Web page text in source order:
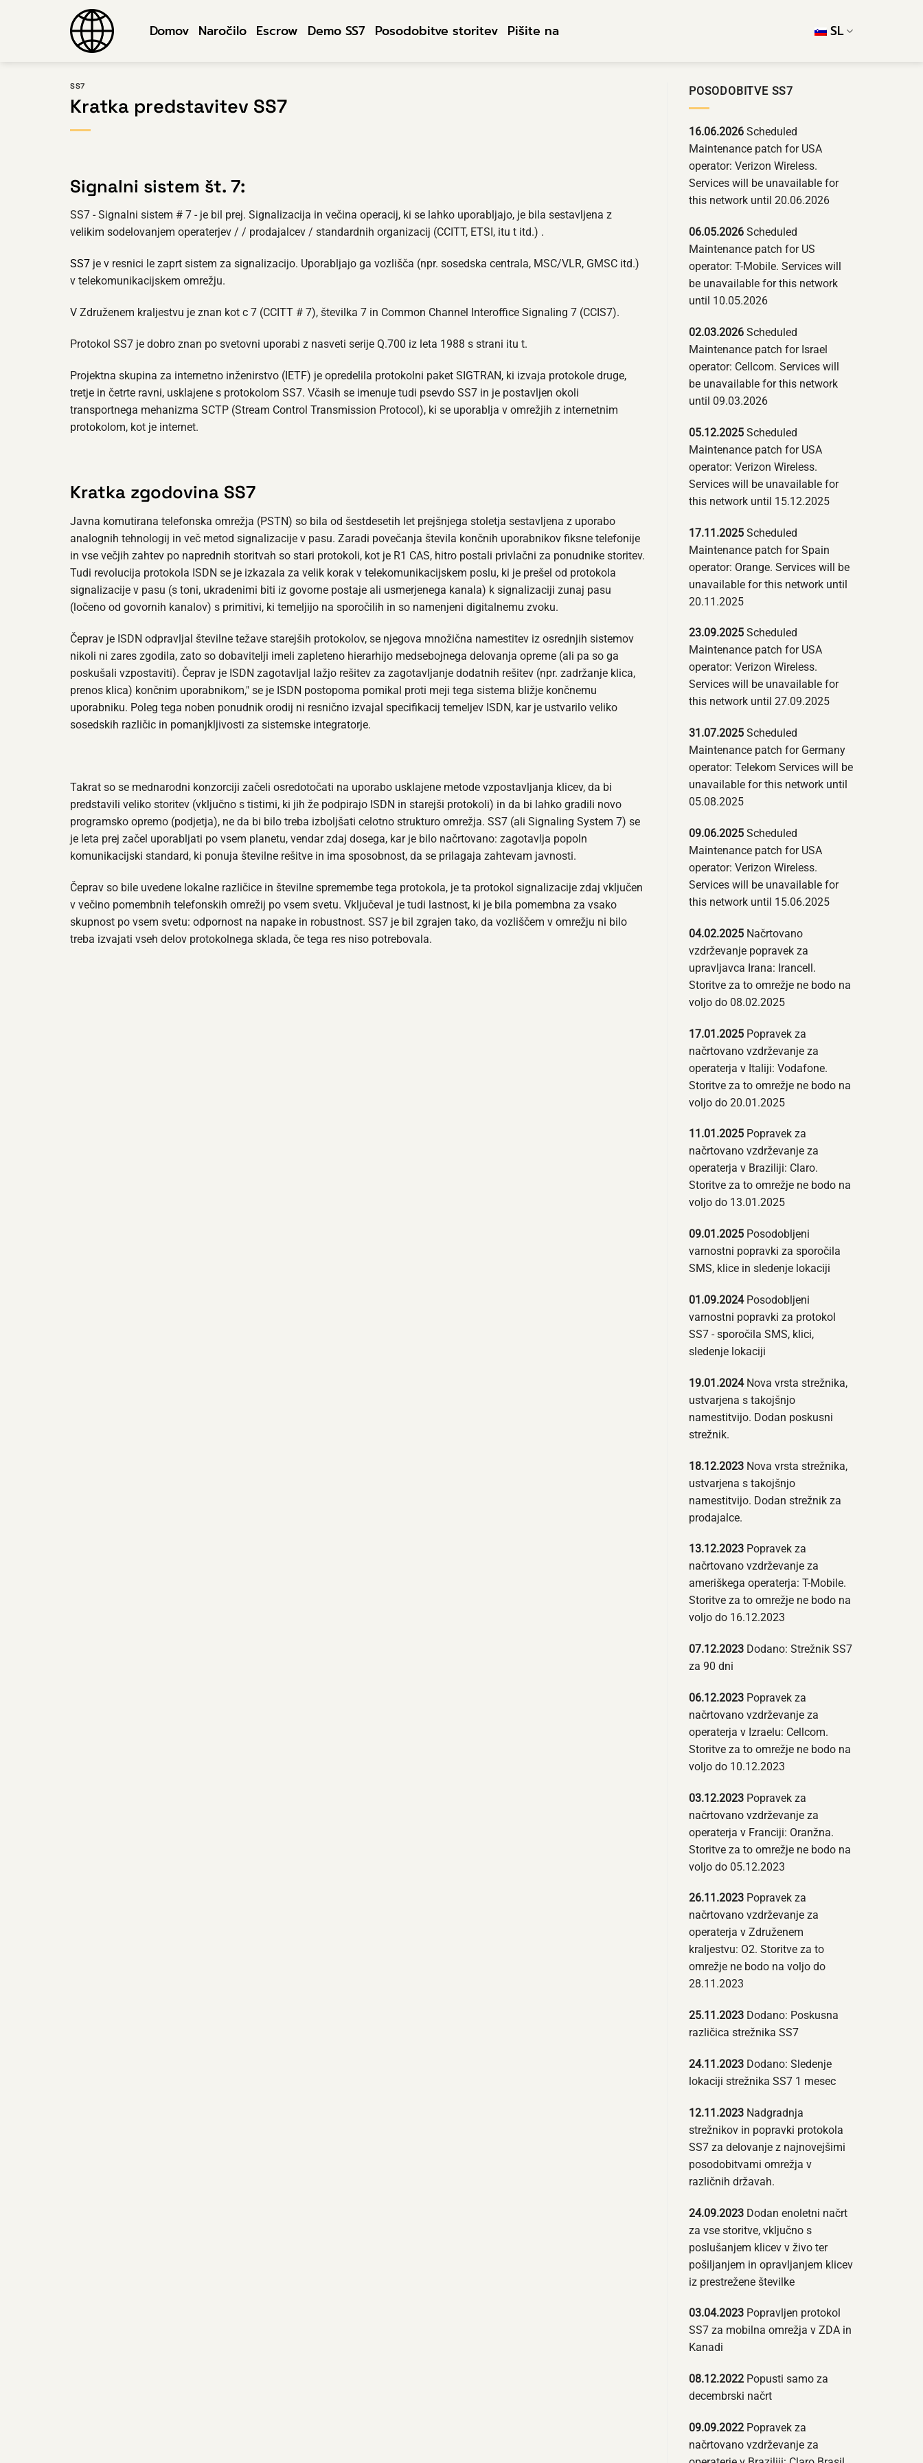
Domov Naročilo Escrow Demo SS7 Posodobitve storitev Pišite na SL
SS7
Kratka predstavitev SS7
Signalni sistem št. 7:
SS7 - Signalni sistem # 7 - je bil prej. Signalizacija in večina operacij, ki se lahko uporabljajo, je bila sestavljena z
velikim sodelovanjem operaterjev / / prodajalcev / standardnih organizacij (CCITT, ETSI, itu t itd.) .
SS7 je v resnici le zaprt sistem za signalizacijo. Uporabljajo ga vozlišča (npr. sosedska centrala, MSC/VLR, GMSC itd.)
v telekomunikacijskem omrežju.
V Združenem kraljestvu je znan kot c 7 (CCITT # 7), številka 7 in Common Channel Interoffice Signaling 7 (CCIS7).
Protokol SS7 je dobro znan po svetovni uporabi z nasveti serije Q.700 iz leta 1988 s strani itu t.
Projektna skupina za internetno inženirstvo (IETF) je opredelila protokolni paket SIGTRAN, ki izvaja protokole druge,
tretje in četrte ravni, usklajene s protokolom SS7. Včasih se imenuje tudi psevdo SS7 in je postavljen okoli
transportnega mehanizma SCTP (Stream Control Transmission Protocol), ki se uporablja v omrežjih z internetnim
protokolom, kot je internet.
Kratka zgodovina SS7
Javna komutirana telefonska omrežja (PSTN) so bila od šestdesetih let prejšnjega stoletja sestavljena z uporabo
analognih tehnologij in več metod signalizacije v pasu. Zaradi povečanja števila končnih uporabnikov fiksne telefonije
in vse večjih zahtev po naprednih storitvah so stari protokoli, kot je R1 CAS, hitro postali privlačni za ponudnike storitev.
Tudi revolucija protokola ISDN se je izkazala za velik korak v telekomunikacijskem poslu, ki je prešel od protokola
signalizacije v pasu (s toni, ukradenimi biti iz govorne postaje ali usmerjenega kanala) k signalizaciji zunaj pasu
(ločeno od govornih kanalov) s primitivi, ki temeljijo na sporočilih in so namenjeni digitalnemu zvoku.
Čeprav je ISDN odpravljal številne težave starejših protokolov, se njegova množična namestitev iz osrednjih sistemov
nikoli ni zares zgodila, zato so dobavitelji imeli zapleteno hierarhijo medsebojnega delovanja opreme (ali pa so ga
poskušali vzpostaviti). Čeprav je ISDN zagotavljal lažjo rešitev za zagotavljanje dodatnih rešitev (npr. zadržanje klica,
prenos klica) končnim uporabnikom," se je ISDN postopoma pomikal proti meji tega sistema bližje končnemu
uporabniku. Poleg tega noben ponudnik orodij ni resnično izvajal specifikacij temeljev ISDN, kar je ustvarilo veliko
sosedskih različic in pomanjkljivosti za sistemske integratorje.
Takrat so se mednarodni konzorciji začeli osredotočati na uporabo usklajene metode vzpostavljanja klicev, da bi
predstavili veliko storitev (vključno s tistimi, ki jih že podpirajo ISDN in starejši protokoli) in da bi lahko gradili novo
programsko opremo (podjetja), ne da bi bilo treba izboljšati celotno strukturo omrežja. SS7 (ali Signaling System 7) se
je leta prej začel uporabljati po vsem planetu, vendar zdaj dosega, kar je bilo načrtovano: zagotavlja popoln
komunikacijski standard, ki ponuja številne rešitve in ima sposobnost, da se prilagaja zahtevam javnosti.
Čeprav so bile uvedene lokalne različice in številne spremembe tega protokola, je ta protokol signalizacije zdaj vključen
v večino pomembnih telefonskih omrežij po vsem svetu. Vključeval je tudi lastnost, ki je bila pomembna za vsako
skupnost po vsem svetu: odpornost na napake in robustnost. SS7 je bil zgrajen tako, da vozliščem v omrežju ni bilo
treba izvajati vseh delov protokolnega sklada, če tega res niso potrebovala.
POSODOBITVE SS7
16.06.2026 Scheduled
Maintenance patch for USA
operator: Verizon Wireless.
Services will be unavailable for
this network until 20.06.2026
06.05.2026 Scheduled
Maintenance patch for US
operator: T-Mobile. Services will
be unavailable for this network
until 10.05.2026
02.03.2026 Scheduled
Maintenance patch for Israel
operator: Cellcom. Services will
be unavailable for this network
until 09.03.2026
05.12.2025 Scheduled
Maintenance patch for USA
operator: Verizon Wireless.
Services will be unavailable for
this network until 15.12.2025
17.11.2025 Scheduled
Maintenance patch for Spain
operator: Orange. Services will be
unavailable for this network until
20.11.2025
23.09.2025 Scheduled
Maintenance patch for USA
operator: Verizon Wireless.
Services will be unavailable for
this network until 27.09.2025
31.07.2025 Scheduled
Maintenance patch for Germany
operator: Telekom Services will be
unavailable for this network until
05.08.2025
09.06.2025 Scheduled
Maintenance patch for USA
operator: Verizon Wireless.
Services will be unavailable for
this network until 15.06.2025
04.02.2025 Načrtovano
vzdrževanje popravek za
upravljavca Irana: Irancell.
Storitve za to omrežje ne bodo na
voljo do 08.02.2025
17.01.2025 Popravek za
načrtovano vzdrževanje za
operaterja v Italiji: Vodafone.
Storitve za to omrežje ne bodo na
voljo do 20.01.2025
11.01.2025 Popravek za
načrtovano vzdrževanje za
operaterja v Braziliji: Claro.
Storitve za to omrežje ne bodo na
voljo do 13.01.2025
09.01.2025 Posodobljeni
varnostni popravki za sporočila
SMS, klice in sledenje lokaciji
01.09.2024Posodobljeni
varnostni popravki za protokol
SS7 - sporočila SMS, klici,
sledenje lokaciji
19.01.2024Nova vrsta strežnika,
ustvarjena s takojšnjo
namestitvijo. Dodan poskusni
strežnik.
18.12.2023 Nova vrsta strežnika,
ustvarjena s takojšnjo
namestitvijo. Dodan strežnik za
prodajalce.
13.12.2023 Popravek za
načrtovano vzdrževanje za
ameriškega operaterja: T-Mobile.
Storitve za to omrežje ne bodo na
voljo do 16.12.2023
07.12.2023 Dodano: Strežnik SS7
za 90 dni
06.12.2023 Popravek za
načrtovano vzdrževanje za
operaterja v Izraelu: Cellcom.
Storitve za to omrežje ne bodo na
voljo do 10.12.2023
03.12.2023 Popravek za
načrtovano vzdrževanje za
operaterja v Franciji: Oranžna.
Storitve za to omrežje ne bodo na
voljo do 05.12.2023
26.11.2023 Popravek za
načrtovano vzdrževanje za
operaterja v Združenem
kraljestvu: O2. Storitve za to
omrežje ne bodo na voljo do
28.11.2023
25.11.2023 Dodano: Poskusna
različica strežnika SS7
24.11.2023 Dodano: Sledenje
lokaciji strežnika SS7 1 mesec
12.11.2023 Nadgradnja
strežnikov in popravki protokola
SS7 za delovanje z najnovejšimi
posodobitvami omrežja v
različnih državah.
24.09.2023 Dodan enoletni načrt
za vse storitve, vključno s
poslušanjem klicev v živo ter
pošiljanjem in opravljanjem klicev
iz prestrežene številke
03.04.2023 Popravljen protokol
SS7 za mobilna omrežja v ZDA in
Kanadi
08.12.2022 Popusti samo za
decembrski načrt
09.09.2022 Popravek za
načrtovano vzdrževanje za